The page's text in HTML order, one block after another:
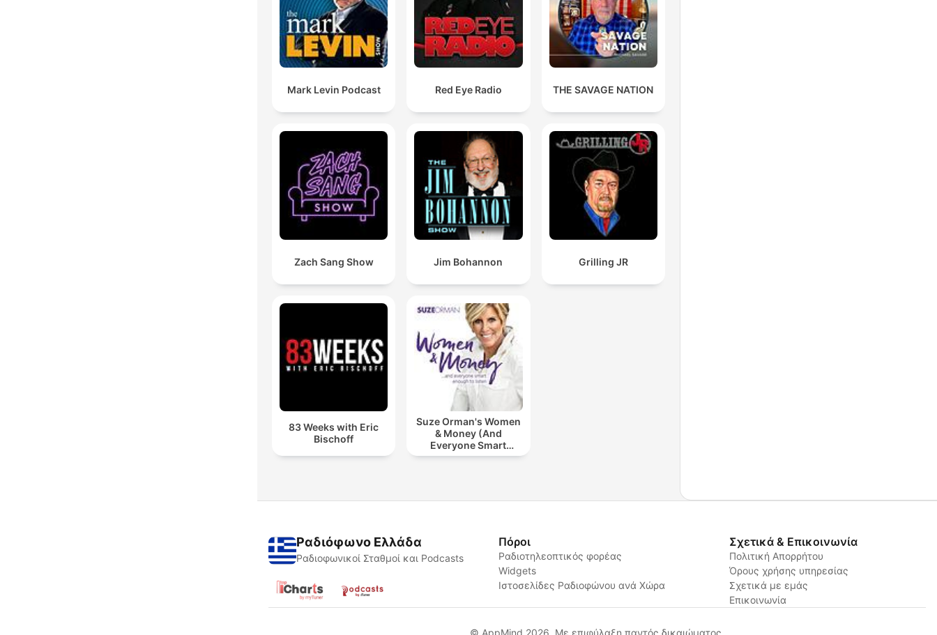
Mark Levin Podcast Red Eye Radio THE SAVAGE NATION
Zach Sang Show Jim Bohannon Grilling JR
83 Weeks with Eric
Bischoff
Suze Orman's Women
& Money (And
Everyone Smart
Enough To Listen)
Ραδιόφωνο Ελλάδα
Ραδιοφωνικοί Σταθμοί και Podcasts
Πόροι
Ραδιοτηλεοπτικός φορέας
Widgets
Ιστοσελίδες Ραδιοφώνου ανά Χώρα
Σχετικά & Επικοινωνία
Πολιτική Απορρήτου
Όρους χρήσης υπηρεσίας
Σχετικά με εμάς
Επικοινωνία
© AppMind 2026. Με επιφύλαξη παντός δικαιώματος.